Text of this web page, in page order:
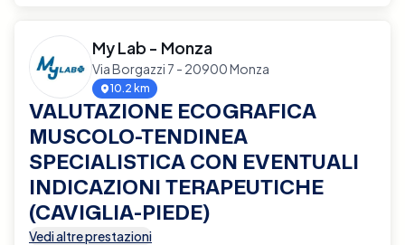
My Lab - Monza
Via Borgazzi 7 - 20900 Monza
10.2 km
VALUTAZIONE ECOGRAFICA
MUSCOLO-TENDINEA
SPECIALISTICA CON EVENTUALI
INDICAZIONI TERAPEUTICHE
(CAVIGLIA-PIEDE)
Vedi altre prestazioni